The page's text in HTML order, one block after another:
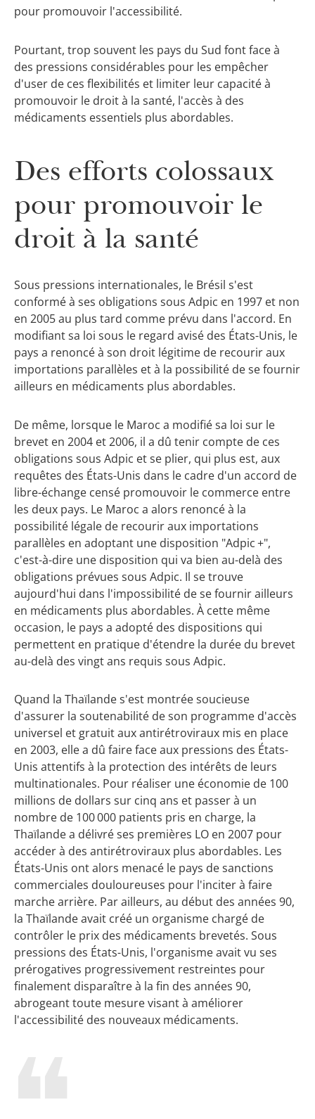
pour promouvoir l'accessibilité.
Pourtant, trop souvent les pays du Sud font face à
des pressions considérables pour les empêcher
d'user de ces flexibilités et limiter leur capacité à
promouvoir le droit à la santé, l'accès à des
médicaments essentiels plus abordables.
Des efforts colossaux
pour promouvoir le
droit à la santé
Sous pressions internationales, le Brésil s'est
conformé à ses obligations sous Adpic en 1997 et non
en 2005 au plus tard comme prévu dans l'accord. En
modifiant sa loi sous le regard avisé des États-Unis, le
pays a renoncé à son droit légitime de recourir aux
importations parallèles et à la possibilité de se fournir
ailleurs en médicaments plus abordables.
De même, lorsque le Maroc a modifié sa loi sur le
brevet en 2004 et 2006, il a dû tenir compte de ces
obligations sous Adpic et se plier, qui plus est, aux
requêtes des États-Unis dans le cadre d'un accord de
libre-échange censé promouvoir le commerce entre
les deux pays. Le Maroc a alors renoncé à la
possibilité légale de recourir aux importations
parallèles en adoptant une disposition "Adpic +",
c'est-à-dire une disposition qui va bien au-delà des
obligations prévues sous Adpic. Il se trouve
aujourd'hui dans l'impossibilité de se fournir ailleurs
en médicaments plus abordables. À cette même
occasion, le pays a adopté des dispositions qui
permettent en pratique d'étendre la durée du brevet
au-delà des vingt ans requis sous Adpic.
Quand la Thaïlande s'est montrée soucieuse
d'assurer la soutenabilité de son programme d'accès
universel et gratuit aux antirétroviraux mis en place
en 2003, elle a dû faire face aux pressions des États-
Unis attentifs à la protection des intérêts de leurs
multinationales. Pour réaliser une économie de 100
millions de dollars sur cinq ans et passer à un
nombre de 100 000 patients pris en charge, la
Thaïlande a délivré ses premières LO en 2007 pour
accéder à des antirétroviraux plus abordables. Les
États-Unis ont alors menacé le pays de sanctions
commerciales douloureuses pour l'inciter à faire
marche arrière. Par ailleurs, au début des années 90,
la Thaïlande avait créé un organisme chargé de
contrôler le prix des médicaments brevetés. Sous
pressions des États-Unis, l'organisme avait vu ses
prérogatives progressivement restreintes pour
finalement disparaître à la fin des années 90,
abrogeant toute mesure visant à améliorer
l'accessibilité des nouveaux médicaments.